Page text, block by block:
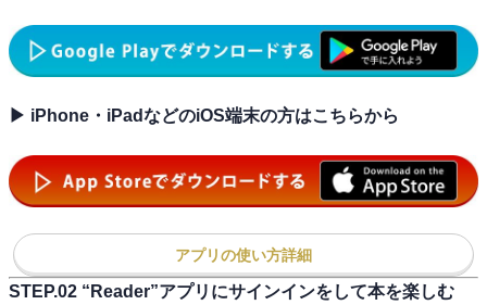
▶ iPhone・iPadなどのiOS端末の方はこちらから
アプリの使い方詳細
STEP.02 “Reader”アプリにサインインをして本を楽しむ